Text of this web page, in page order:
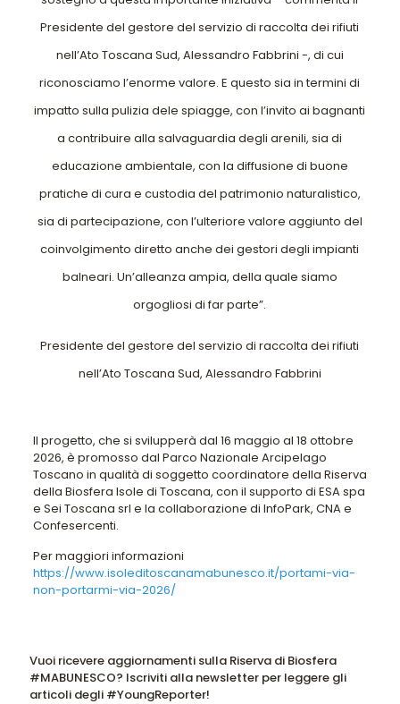
Presidente del gestore del servizio di raccolta dei rifiuti
nell’Ato Toscana Sud, Alessandro Fabbrini -, di cui
riconosciamo l’enorme valore. E questo sia in termini di
impatto sulla pulizia dele spiagge, con l’invito ai bagnanti
a contribuire alla salvaguardia degli arenili, sia di
educazione ambientale, con la diffusione di buone
pratiche di cura e custodia del patrimonio naturalistico,
sia di partecipazione, con l’ulteriore valore aggiunto del
coinvolgimento diretto anche dei gestori degli impianti
balneari. Un’alleanza ampia, della quale siamo
orgogliosi di far parte”.
Presidente del gestore del servizio di raccolta dei rifiuti
nell’Ato Toscana Sud, Alessandro Fabbrini
Il progetto, che si svilupperà dal 16 maggio al 18 ottobre
2026, è promosso dal Parco Nazionale Arcipelago
Toscano in qualità di soggetto coordinatore della Riserva
della Biosfera Isole di Toscana, con il supporto di ESA spa
e Sei Toscana srl e la collaborazione di InfoPark, CNA e
Confesercenti.
Per maggiori informazioni
https://www.isoleditoscanamabunesco.it/portami-via-
non-portarmi-via-2026/
Vuoi ricevere aggiornamenti sulla Riserva di Biosfera
#MABUNESCO? Iscriviti alla newsletter per leggere gli
articoli degli #YoungReporter!